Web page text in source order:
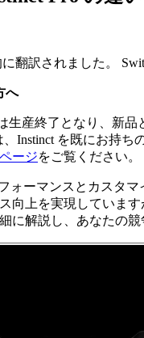
翻訳されました。
へ
生産終了となり、新
Instinct を既にお持ち
ージをご覧ください。
ォーマンスとカスタ
向上を実現していま
に解説し、あなたの